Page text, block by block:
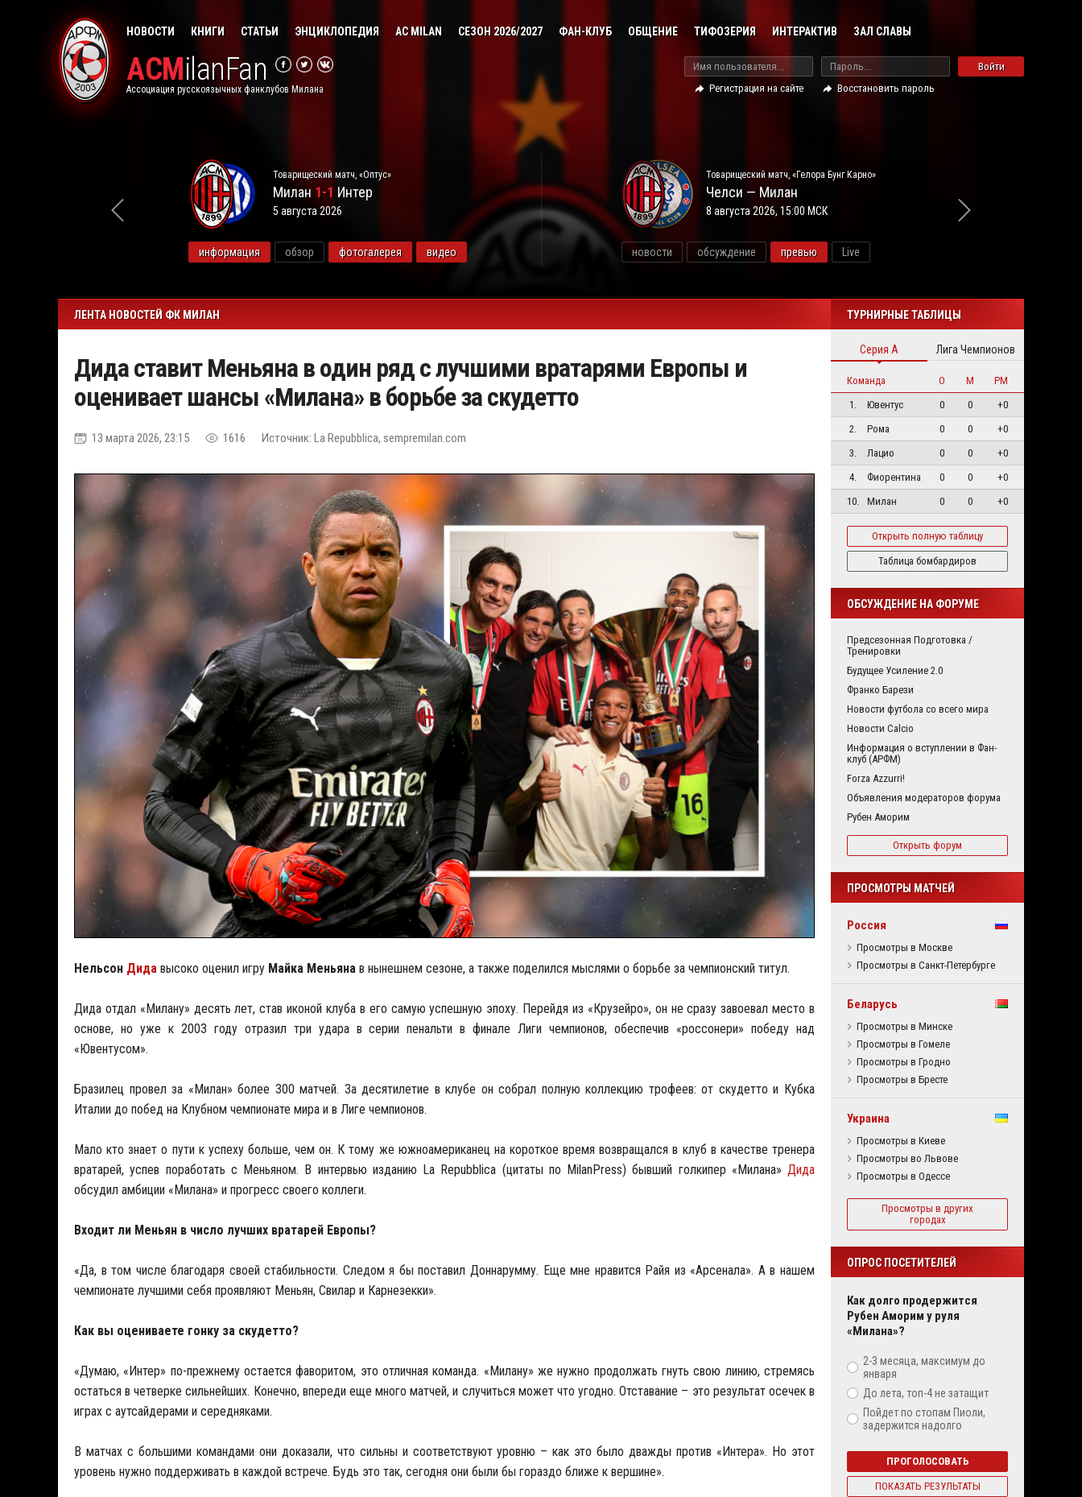
НОВОСТИ КНИГИ СТАТЬИ ЭНЦИКЛОПЕДИЯ AC MILAN СЕЗОН 2026/2027 ФАН-КЛУБ ОБЩЕНИЕ ТИФОЗЕРИЯ ИНТЕРАКТИВ ЗАЛ СЛАВЫ
ACMilanFan
Ассоциация русскоязычных фанклубов Милана
Войти
Регистрация на сайте
Восстановить пароль
Товарищеский матч, «Оптус»
Милан 1-1 Интер
5 августа 2026
информация обзор фотогалерея видео
Товарищеский матч, «Гелора Бунг Карно»
Челси — Милан
8 августа 2026, 15:00 МСК
новости обсуждение превью Live
ЛЕНТА НОВОСТЕЙ ФК МИЛАН
Дида ставит Меньяна в один ряд с лучшими вратарями Европы и
оценивает шансы «Милана» в борьбе за скудетто
13 марта 2026, 23:15 1616 Источник: La Repubblica, sempremilan.com
Нельсон Дида высоко оценил игру Майка Меньяна в нынешнем сезоне, а также поделился мыслями о борьбе за чемпионский титул.
Дида отдал «Милану» десять лет, став иконой клуба в его самую успешную эпоху. Перейдя из «Крузейро», он не сразу завоевал место в
основе, но уже к 2003 году отразил три удара в серии пенальти в финале Лиги чемпионов, обеспечив «россонери» победу над
«Ювентусом».
Бразилец провел за «Милан» более 300 матчей. За десятилетие в клубе он собрал полную коллекцию трофеев: от скудетто и Кубка
Италии до побед на Клубном чемпионате мира и в Лиге чемпионов.
Мало кто знает о пути к успеху больше, чем он. К тому же южноамериканец на короткое время возвращался в клуб в качестве тренера
вратарей, успев поработать с Меньяном. В интервью изданию La Repubblica (цитаты по MilanPress) бывший голкипер «Милана» Дида
обсудил амбиции «Милана» и прогресс своего коллеги.
Входит ли Меньян в число лучших вратарей Европы?
«Да, в том числе благодаря своей стабильности. Следом я бы поставил Доннарумму. Еще мне нравится Райя из «Арсенала». А в нашем
чемпионате лучшими себя проявляют Меньян, Свилар и Карнезекки».
Как вы оцениваете гонку за скудетто?
«Думаю, «Интер» по-прежнему остается фаворитом, это отличная команда. «Милану» же нужно продолжать гнуть свою линию, стремясь
остаться в четверке сильнейших. Конечно, впереди еще много матчей, и случиться может что угодно. Отставание – это результат осечек в
играх с аутсайдерами и середняками.
В матчах с большими командами они доказали, что сильны и соответствуют уровню – как это было дважды против «Интера». Но этот
уровень нужно поддерживать в каждой встрече. Будь это так, сегодня они были бы гораздо ближе к вершине».
ТУРНИРНЫЕ ТАБЛИЦЫ
Серия А Лига Чемпионов
Команда О М
РМ
1.
Ювентус 0 0
+0
2.
Рома 0 0
+0
3.
Лацио 0 0
+0
4.
Фиорентина 0 0
+0
10.
Милан 0 0 +0
Открыть полную таблицу
Таблица бомбардиров
ОБСУЖДЕНИЕ НА ФОРУМЕ
Предсезонная Подготовка /
Тренировки
Будущее Усиление 2.0
Франко Барези
Новости футбола со всего мира
Новости Calcio
Информация о вступлении в Фан-
клуб (АРФМ)
Forza Azzurri!
Объявления модераторов форума
Рубен Аморим
Открыть форум
ПРОСМОТРЫ МАТЧЕЙ
Россия
Просмотры в Москве
Просмотры в Санкт-Петербурге
Беларусь
Просмотры в Минске
Просмотры в Гомеле
Просмотры в Гродно
Просмотры в Бресте
Украина
Просмотры в Киеве
Просмотры во Львове
Просмотры в Одессе
Просмотры в других
городах
ОПРОС ПОСЕТИТЕЛЕЙ
Как долго продержится
Рубен Аморим у руля
«Милана»?
2-3 месяца, максимум до
января
До лета, топ-4 не затащит
Пойдет по стопам Пиоли,
задержится надолго
ПРОГОЛОСОВАТЬ
ПОКАЗАТЬ РЕЗУЛЬТАТЫ